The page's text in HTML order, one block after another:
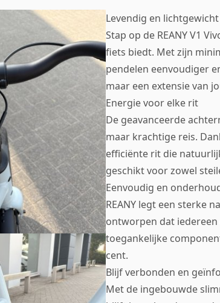
Levendig en lichtgewicht
Stap op de REANY V1
fiets biedt. Met zijn
pendelen eenvoudiger
maar een extensie van
Energie voor elke rit
De geavanceerde
maar krachtige reis.
efficiënte rit die
geschikt voor zowel
Eenvoudig en
REANY legt een sterke
ontworpen dat
toegankelijke
cent.
Blijf verbonden en
Met de ingebouwde